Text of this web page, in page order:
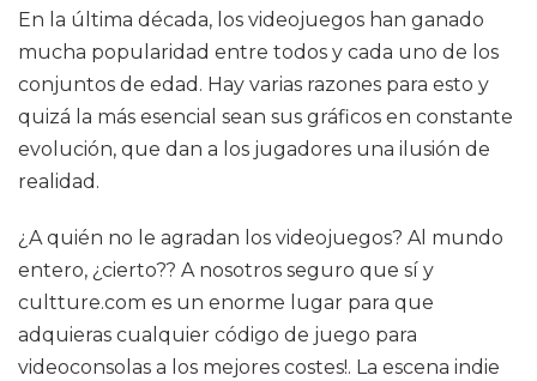
En la última década, los videojuegos han ganado
mucha popularidad entre todos y cada uno de los
conjuntos de edad. Hay varias razones para esto y
quizá la más esencial sean sus gráficos en constante
evolución, que dan a los jugadores una ilusión de
realidad.
¿A quién no le agradan los videojuegos? Al mundo
entero, ¿cierto?? A nosotros seguro que sí y
cultture.com es un enorme lugar para que
adquieras cualquier código de juego para
videoconsolas a los mejores costes!. La escena indie